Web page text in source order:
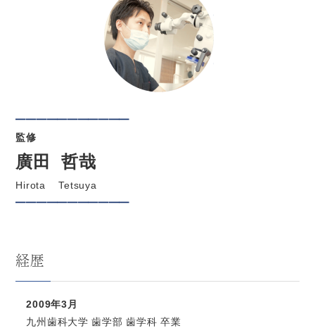
━━━━━━━━━━━
監修
廣田 哲哉
Hirota Tetsuya
━━━━━━━━━━━
経歴
2009年3月
九州歯科大学 歯学部 歯学科 卒業